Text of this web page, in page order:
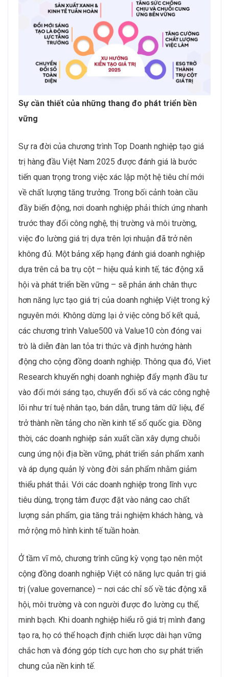
Sự cần thiết của những thang đo phát triển bền
vững
Sự ra đời của chương trình Top Doanh nghiệp tạo giá
trị hàng đầu Việt Nam 2025 được đánh giá là bước
tiến quan trọng trong việc xác lập một hệ tiêu chí mới
về chất lượng tăng trưởng. Trong bối cảnh toàn cầu
đầy biến động, nơi doanh nghiệp phải thích ứng nhanh
trước thay đổi công nghệ, thị trường và môi trường,
việc đo lường giá trị dựa trên lợi nhuận đã trở nên
không đủ. Một bảng xếp hạng đánh giá doanh nghiệp
dựa trên cả ba trụ cột – hiệu quả kinh tế, tác động xã
hội và phát triển bền vững – sẽ phản ánh chân thực
hơn năng lực tạo giá trị của doanh nghiệp Việt trong kỷ
nguyên mới. Không dừng lại ở việc công bố kết quả,
các chương trình Value500 và Value10 còn đóng vai
trò là diễn đàn lan tỏa tri thức và định hướng hành
động cho cộng đồng doanh nghiệp. Thông qua đó, Viet
Research khuyến nghị doanh nghiệp đẩy mạnh đầu tư
vào đổi mới sáng tạo, chuyển đổi số và các công nghệ
lõi như trí tuệ nhân tạo, bán dẫn, trung tâm dữ liệu, để
trở thành nền tảng cho nền kinh tế số quốc gia. Đồng
thời, các doanh nghiệp sản xuất cần xây dựng chuỗi
cung ứng nội địa bền vững, phát triển sản phẩm xanh
và áp dụng quản lý vòng đời sản phẩm nhằm giảm
thiểu phát thải. Với các doanh nghiệp trong lĩnh vực
tiêu dùng, trọng tâm được đặt vào nâng cao chất
lượng sản phẩm, gia tăng trải nghiệm khách hàng, và
mở rộng mô hình kinh tế tuần hoàn.
Ở tầm vĩ mô, chương trình cũng kỳ vọng tạo nên một
cộng đồng doanh nghiệp Việt có năng lực quản trị giá
trị (value governance) – nơi các chỉ số về tác động xã
hội, môi trường và con người được đo lường cụ thể,
minh bạch. Khi doanh nghiệp hiểu rõ giá trị mình đang
tạo ra, họ có thể hoạch định chiến lược dài hạn vững
chắc hơn và đóng góp tích cực hơn cho sự phát triển
chung của nền kinh tế.